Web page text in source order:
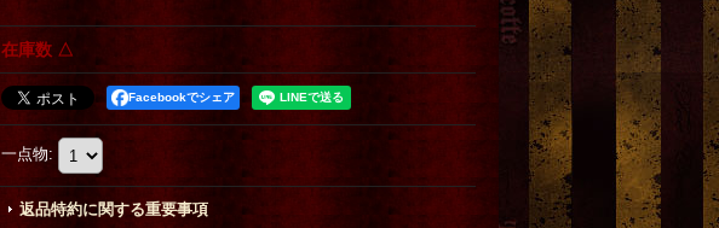
在庫数 △
Facebookでシェア
一点物:
返品特約に関する重要事項